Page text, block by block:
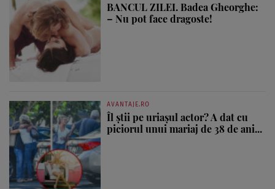
BANCUL ZILEI. Badea Gheorghe:
– Nu pot face dragoste!
AVANTAJE.RO
Îl știi pe uriașul actor? A dat cu
piciorul unui mariaj de 38 de ani...